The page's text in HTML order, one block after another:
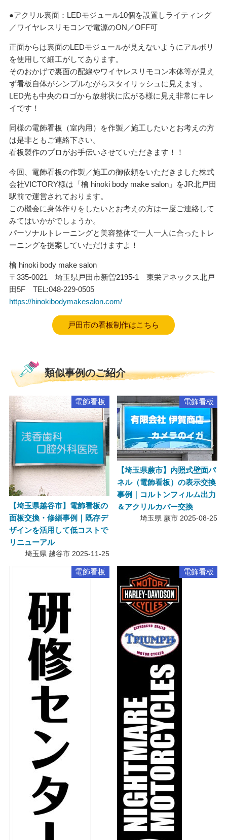
●アクリル裏面：LEDモジュール10個を設置しライティング
／ワイヤレスリモコンで電源のON／OFF可
正面からは裏面のLEDモジュールが見えないようにアルポリ
を使用して細工がしてあります。
そのおかげで裏面の配線やワイヤレスリモコン本体等が見え
ず看板自体がシンプルながらスタイリッシュに見えます。
LED光も中央のロゴから放射状に広がる様に見え非常にキレ
イです！
同様の電飾看板（室内用）を作製／施工したいとお考えの方
は是非ともご連絡下さい。
看板製作のプロがお手伝いさせていただきます！！
今回、電飾看板の作製／施工の御依頼をいただきました株式
会社VICTORY様は「檜 hinoki body make salon」をJR北戸田
駅前で運営されております。
この機会に身体作りをしたいとお考えの方は一度ご連絡して
みてはいかがでしょうか。
パーソナルトレーニングと美容整体で一人一人に合ったトレ
ーニングを提案していただけますよ！
檜 hinoki body make salon
〒335-0021 埼玉県戸田市新曽2195-1 東栄アネックス北戸
田5F TEL:048-229-0505
https://hinokibodymakesalon.com/
戸田市の看板制作はこちら
類似事例のご紹介
電飾看板
【埼玉県越谷市】電飾看板の
面板交換・修繕事例｜既存デ
ザインを活用して低コストで
リニューアル
埼玉県 越谷市 2025-11-25
電飾看板
【埼玉県蕨市】内照式壁面パ
ネル（電飾看板）の表示交換
事例｜コルトンフィルム出力
＆アクリルカバー交換
埼玉県 蕨市 2025-08-25
電飾看板 電飾看板